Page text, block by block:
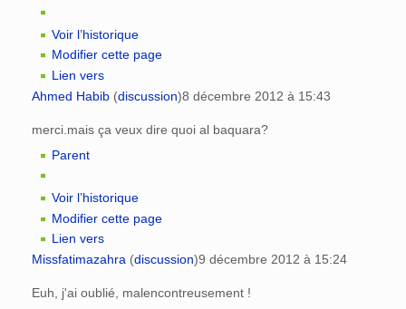
Voir l’historique
Modifier cette page
Lien vers
Ahmed Habib (discussion)8 décembre 2012 à 15:43
merci.mais ça veux dire quoi al baquara?
Parent
Voir l’historique
Modifier cette page
Lien vers
Missfatimazahra (discussion)9 décembre 2012 à 15:24
Euh, j'ai oublié, malencontreusement !